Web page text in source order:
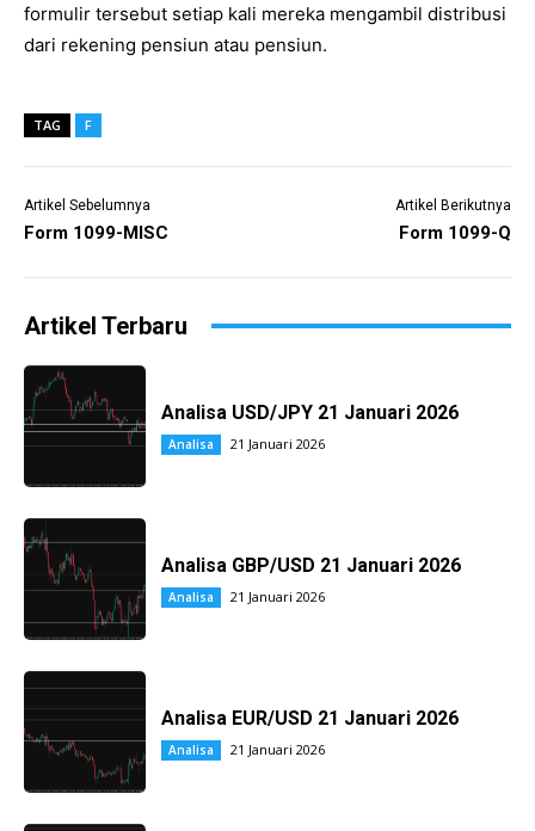
formulir tersebut setiap kali mereka mengambil distribusi
dari rekening pensiun atau pensiun.
TAG F
Artikel Sebelumnya
Form 1099-MISC
Artikel Berikutnya
Form 1099-Q
Artikel Terbaru
Analisa USD/JPY 21 Januari 2026
Analisa 21 Januari 2026
Analisa GBP/USD 21 Januari 2026
Analisa 21 Januari 2026
Analisa EUR/USD 21 Januari 2026
Analisa 21 Januari 2026